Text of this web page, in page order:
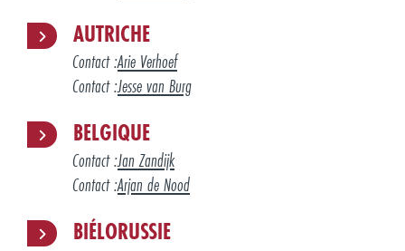
AUTRICHE
Contact :Arie Verhoef
Contact :Jesse van Burg
BELGIQUE
Contact :Jan Zandijk
Contact :Arjan de Nood
BIÉLORUSSIE